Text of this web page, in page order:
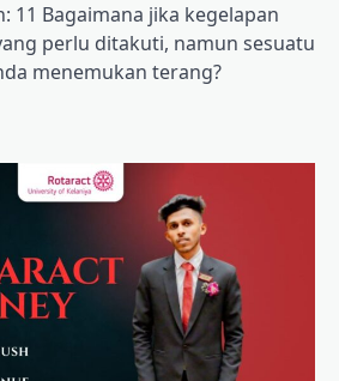
11 Bagaimana jika kegelapan
perlu ditakuti, namun sesuatu
menemukan terang?